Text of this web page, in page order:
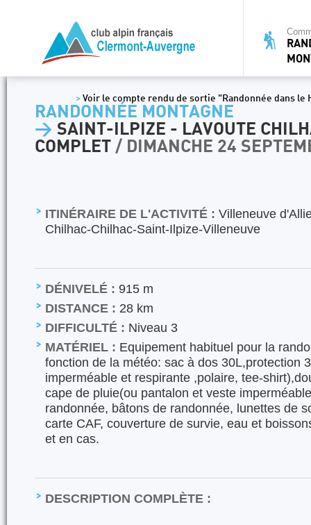
> Voir le compte rendu de sortie "Randonnée dans
RANDONNÉE MONTAGNE
> SAINT-ILPIZE - LAVOUTE
COMPLET / DIMANCHE 24
ITINÉRAIRE DE L'ACTIVITÉ : Villeneuve
Chilhac-Chilhac-Saint-Ilpize-Villeneuve
DÉNIVELÉ : 915 m
DISTANCE : 28 km
DIFFICULTÉ : Niveau 3
MATÉRIEL : Equipement habituel pour la
fonction de la météo: sac à dos 30L,protection
imperméable et respirante ,polaire, tee-
cape de pluie(ou pantalon et veste
randonnée, bâtons de randonnée, lunettes de
carte CAF, couverture de survie, eau et
et en cas.
DESCRIPTION COMPLÈTE :